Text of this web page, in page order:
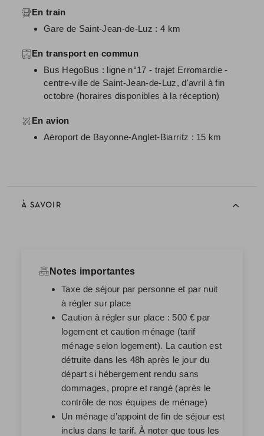
En train
Gare de Saint-Jean-de-Luz : 4 km
En transport en commun
Bus HegoBus : ligne n°17 - trajet Erromardie -
centre-ville de Saint-Jean-de-Luz, d'avril à fin
octobre (horaires disponibles à la réception)
En avion
Aéroport de Bayonne-Anglet-Biarritz : 15 km
À SAVOIR
Notes importantes
Taxe de séjour par personne et par nuit
à régler sur place
Caution à régler sur place : 500 € par
logement et caution ménage (tarif
ménage selon logement). La caution est
détruite dans les 48h après le jour du
départ si hébergement rendu sans
dommages, propre et rangé (après le
contrôle de nos équipes de ménage)
Un ménage d’appoint de fin de séjour est
inclus dans le tarif. À noter que tous les